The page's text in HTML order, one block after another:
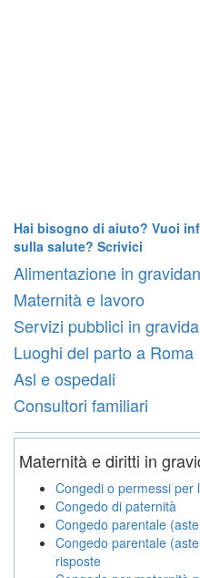
Hai bisogno di aiuto? Vuoi
sulla salute? Scrivici
Alimentazione in
Maternità e lavoro
Servizi pubblici in
Luoghi del parto a Roma
Asl e ospedali
Consultori familiari
Maternità e diritti in
Congedi o permessi per
Congedo di paternità
Congedo parentale
Congedo parentale
risposte